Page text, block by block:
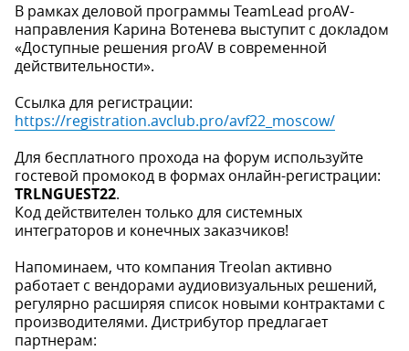
В рамках деловой программы TeamLead proAV-
направления Карина Вотенева выступит с докладом
«Доступные решения proAV в современной
действительности».
Ссылка для регистрации:
https://registration.avclub.pro/avf22_moscow/
Для бесплатного прохода на форум используйте
гостевой промокод в формах онлайн-регистрации:
TRLNGUEST22.
Код действителен только для системных
интеграторов и конечных заказчиков!
Напоминаем, что компания Treolan активно
работает с вендорами аудиовизуальных решений,
регулярно расширяя список новыми контрактами с
производителями. Дистрибутор предлагает
партнерам: